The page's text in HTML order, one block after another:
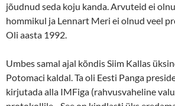
jõudnud seda koju kanda. Arvuteid ei
hommikul ja Lennart Meri ei olnud veel
Oli aasta 1992.
Umbes samal ajal kõndis Siim Kallas
Potomaci kaldal. Ta oli Eesti Panga
kirjutada alla IMFiga (rahvusvaheline